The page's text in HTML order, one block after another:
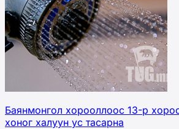
Баянмонгол хорооллоос 13-р
хоног халуун ус тасарна